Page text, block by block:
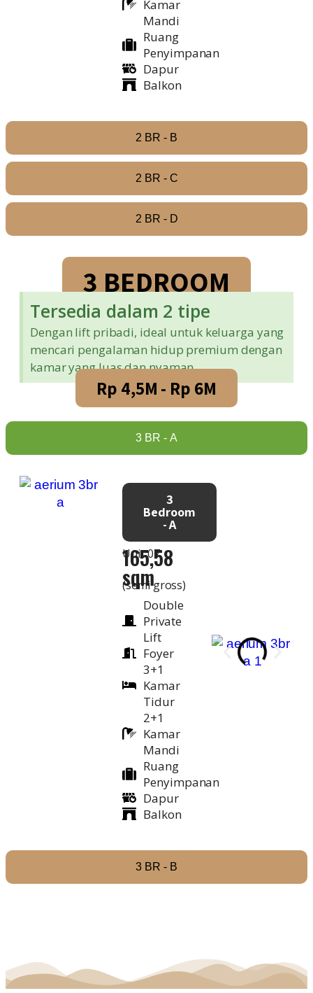
2 BR - B
2 BR - C
2 BR - D
Kamar
Mandi
Ruang
Penyimpanan
Dapur
Balkon
3 BEDROOM
Tersedia dalam 2 tipe
Dengan lift pribadi, ideal untuk keluarga yang
mencari pengalaman hidup premium dengan
kamar yang luas dan nyaman
Rp 4,5M - Rp 6M
3 BR - A
3 BR - B
3
Bedroom
- A
Unit 07
165,58
sqm
(semi gross)
Double
Private
Lift
Foyer
3+1
Kamar
Tidur
2+1
Kamar
Mandi
Ruang
Penyimpanan
Dapur
Balkon